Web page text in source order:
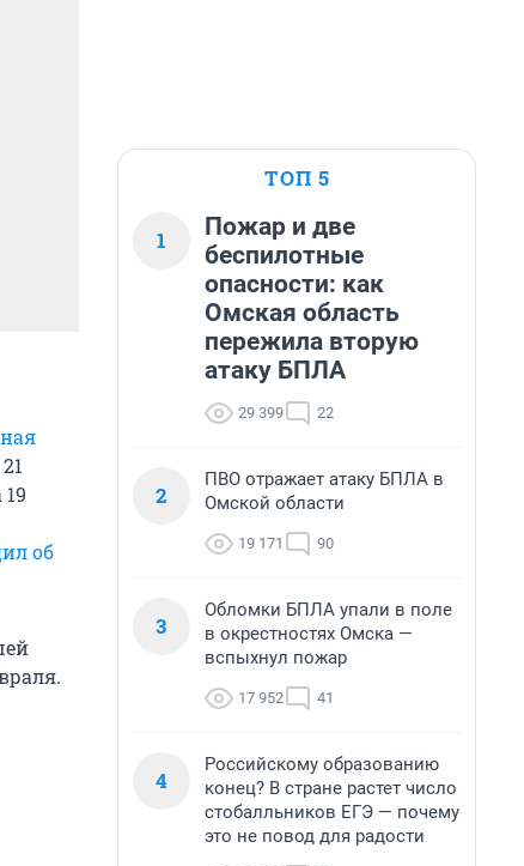
19
об
ТОП 5
1
Пожар и две
беспилотные
опасности: как
Омская область
пережила вторую
атаку БПЛА
29 399 22
2
ПВО отражает атаку БПЛА в
Омской области
19 171 90
3
Обломки БПЛА упали в поле
в окрестностях Омска —
вспыхнул пожар
17 952 41
4
Российскому образованию
конец? В стране растет число
стобалльников ЕГЭ — почему
это не повод для радости